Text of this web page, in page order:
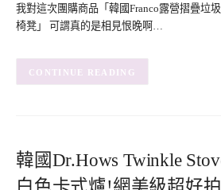
我對這次團購商品「韓國Franco露營摺疊垃
椅凳」 可謂真的是相見恨晚啊…
CONTINUE READING
韓國Dr.Hows Twinkle